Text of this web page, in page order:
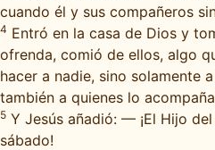
cuando él y sus compañeros
4 Entró en la casa de Dios y
ofrenda, comió de ellos, algo
hacer a nadie, sino solamente
también a quienes lo
5 Y Jesús añadió: — ¡El Hijo
sábado!